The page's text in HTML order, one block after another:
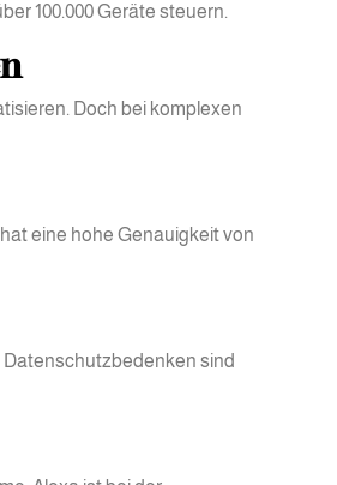
100.000 Geräte steuern.
Doch bei komplexen
eine hohe Genauigkeit von
Datenschutzbedenken sind